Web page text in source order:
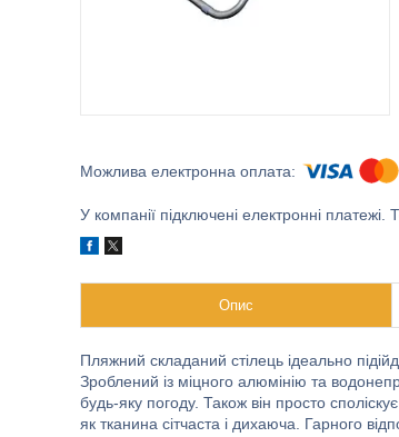
У компанії підключені електронні
Опис
Пляжний складаний стілець ідеально
Зроблений із міцного алюмінію та
будь-яку погоду. Також він просто
як тканина сітчаста і дихаюча. Гарного